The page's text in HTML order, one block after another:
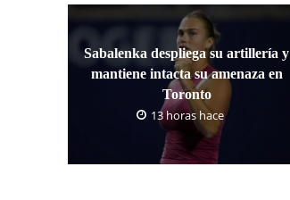
Sabalenka despliega su artillería y
mantiene intacta su amenaza en
Toronto
13 horas hace